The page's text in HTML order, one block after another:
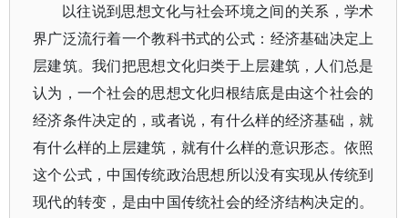
以往说到思想文化与社会环境之间的关系，学术
界广泛流行着一个教科书式的公式：经济基础决定上
层建筑。我们把思想文化归类于上层建筑，人们总是
认为，一个社会的思想文化归根结底是由这个社会的
经济条件决定的，或者说，有什么样的经济基础，就
有什么样的上层建筑，就有什么样的意识形态。依照
这个公式，中国传统政治思想所以没有实现从传统到
现代的转变，是由中国传统社会的经济结构决定的。